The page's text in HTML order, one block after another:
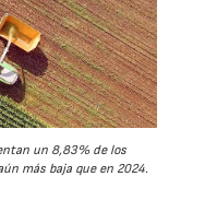
un 8,83% de los
más baja que en 2024.